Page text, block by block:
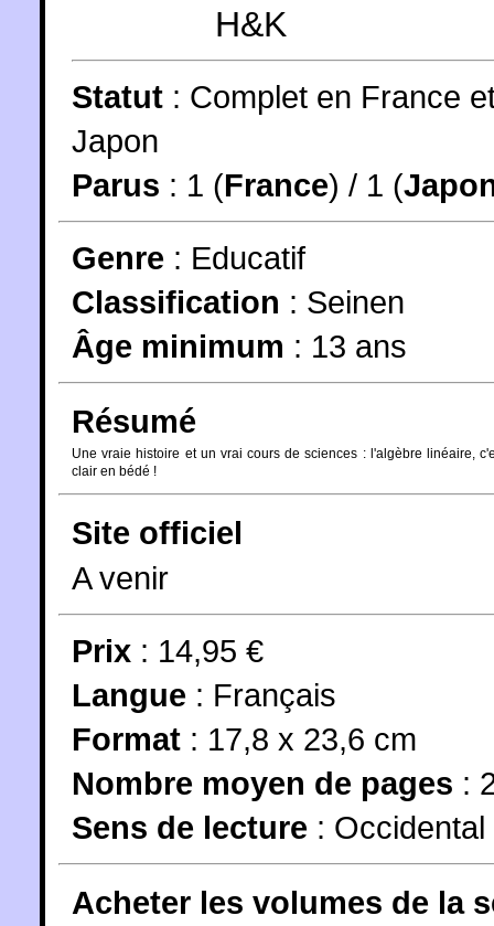
H&K
Statut : Complet en France
Japon
Parus : 1 (France) / 1 (
Genre : Educatif
Classification : Seinen
Âge minimum : 13 ans
Résumé
Une vraie histoire et un vrai cours de sciences : l'algèbre linéaire,
clair en bédé !
Site officiel
A venir
Prix : 14,95 €
Langue : Français
Format : 17,8 x 23,6 cm
Nombre moyen de pages :
Sens de lecture : Occidental
Acheter les volumes de la